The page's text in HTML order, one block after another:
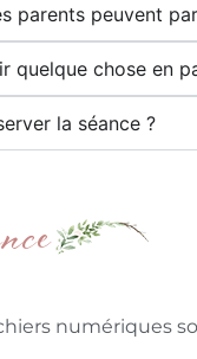
parents peuvent
quelque chose en
la séance ?
numériques